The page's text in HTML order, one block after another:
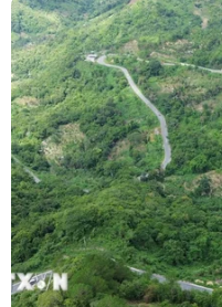
Một số ý kiến cho
McKinsey về lực
đồng với tài liệu
cứu Kinh tế Quốc
Tài liệu cũng đưa ra
tổ chức lao động
khoản đầu tư vào AI
phân cấp của các
ở cấp cơ sở sẽ tăng